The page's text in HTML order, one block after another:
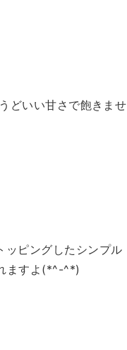
どいい甘さで飽きませ
ッピングしたシンプル
ますよ(*^-^*)